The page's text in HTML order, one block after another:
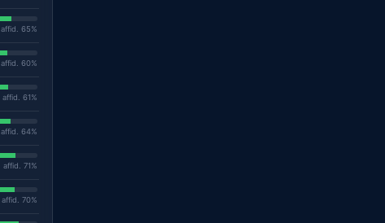
affid. 65%
affid. 60%
affid. 61%
affid. 64%
affid. 71%
affid. 70%